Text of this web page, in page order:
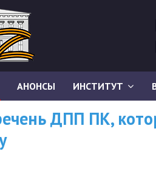
АНОНСЫ ИНСТИТУТ
ДПП ПК,